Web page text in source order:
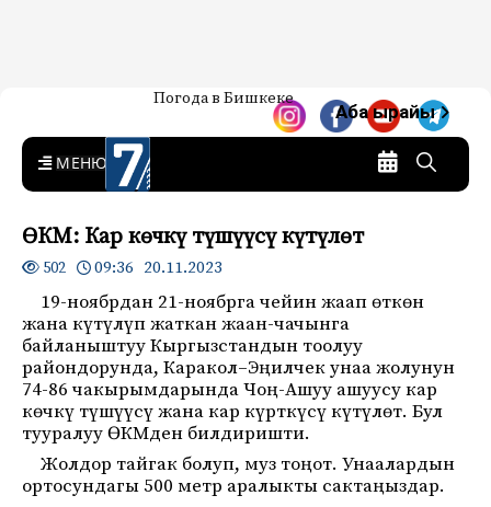
7-канал. Жаңылыктар —
Кыргызстан
Жаңылыктар — Кыргызстан
Погода в Бишкеке
Аба ырайы
MENU
ӨКМ: Кар көчкү түшүүсү күтүлөт
502 09:36 20.11.2023
19-ноябрдан 21-ноябрга чейин жаап өткөн
жана күтүлүп жаткан жаан-чачынга
байланыштуу Кыргызстандын тоолуу
райондорунда, Каракол–Эңилчек унаа жолунун
74-86 чакырымдарында Чоң-Ашуу ашуусу кар
көчкү түшүүcү жана кар күрткүсү күтүлөт. Бул
тууралуу ӨКМден билдиришти.
Жолдор тайгак болуп, муз тоңот. Унаалардын
ортосундагы 500 метр аралыкты сактаңыздар.